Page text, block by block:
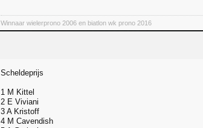
Winnaar wielerprono 2006 en biatlon wk prono 2016
Scheldeprijs
1 M Kittel
2 E Viviani
3 A Kristoff
4 M Cavendish